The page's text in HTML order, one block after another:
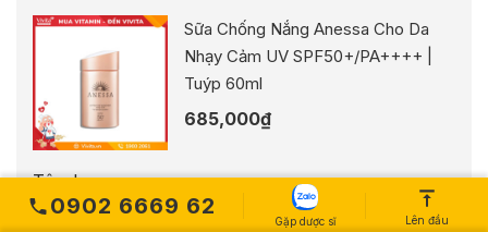
Sữa Chống Nắng Anessa Cho Da
Nhạy Cảm UV SPF50+/PA++++ |
Tuýp 60ml
685,000₫
Tên bạn
0902 6669 62
Gặp dược sĩ Lên đầu